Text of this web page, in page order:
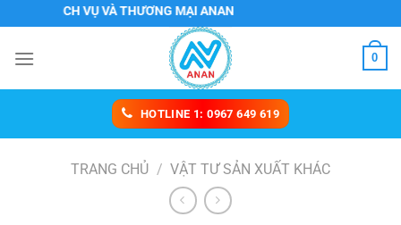
đến
nội
DỊCH VỤ VÀ THƯƠNG MẠI ANAN
0
HOTLINE 1: 0967 649 619
TRANG CHỦ / VẬT TƯ SẢN XUẤT KHÁC